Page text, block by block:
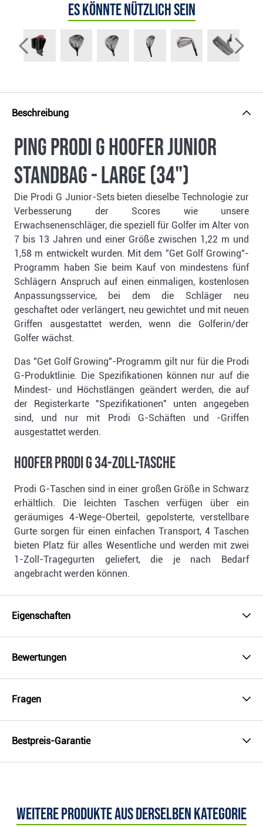
Es könnte nützlich sein
Beschreibung
Ping Prodi G Hoofer Junior
Standbag - LARGE (34")
Die Prodi G Junior-Sets bieten dieselbe Technologie zur
Verbesserung der Scores wie unsere
Erwachsenenschläger, die speziell für Golfer im Alter von
7 bis 13 Jahren und einer Größe zwischen 1,22 m und
1,58 m entwickelt wurden. Mit dem "Get Golf Growing"-
Programm haben Sie beim Kauf von mindestens fünf
Schlägern Anspruch auf einen einmaligen, kostenlosen
Anpassungsservice, bei dem die Schläger neu
geschaftet oder verlängert, neu gewichtet und mit neuen
Griffen ausgestattet werden, wenn die Golferin/der
Golfer wächst.
Das "Get Golf Growing"-Programm gilt nur für die Prodi
G-Produktlinie. Die Spezifikationen können nur auf die
Mindest- und Höchstlängen geändert werden, die auf
der Registerkarte "Spezifikationen" unten angegeben
sind, und nur mit Prodi G-Schäften und -Griffen
ausgestattet werden.
Hoofer Prodi G 34-Zoll-Tasche
Prodi G-Taschen sind in einer großen Größe in Schwarz
erhältlich. Die leichten Taschen verfügen über ein
geräumiges 4-Wege-Oberteil, gepolsterte, verstellbare
Gurte sorgen für einen einfachen Transport, 4 Taschen
bieten Platz für alles Wesentliche und werden mit zwei
1-Zoll-Tragegurten geliefert, die je nach Bedarf
angebracht werden können.
Eigenschaften
Bewertungen
Fragen
Bestpreis-Garantie
Weitere Produkte aus derselben Kategorie